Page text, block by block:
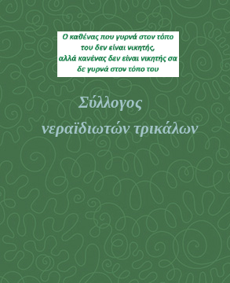
Σύλλογος
νεραϊδιωτών τρικάλων